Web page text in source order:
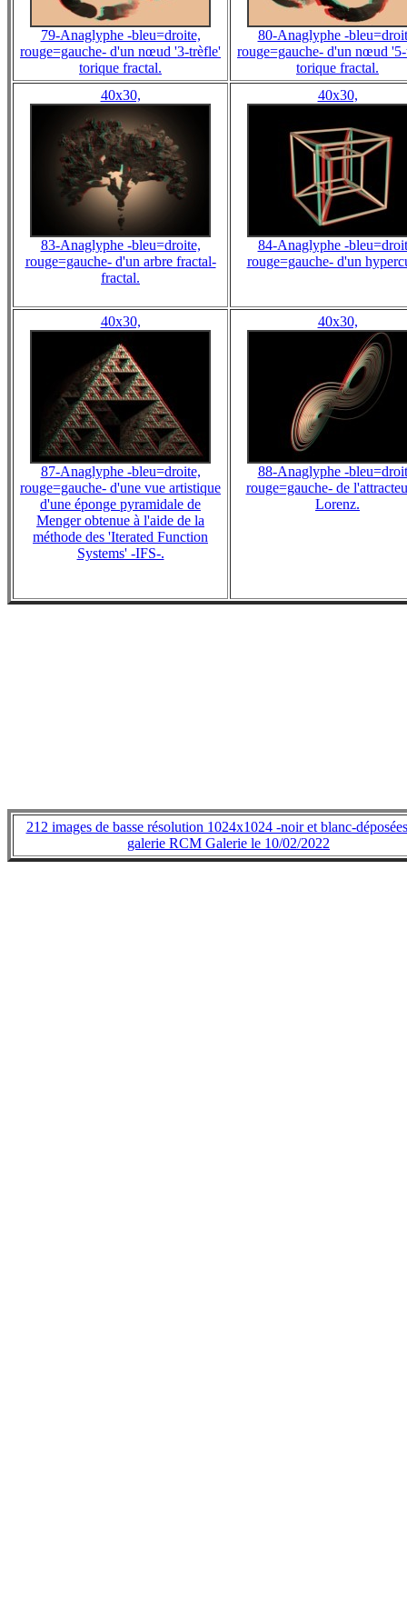
79-Anaglyphe -bleu=droite,
rouge=gauche- d'un nœud '3-trèfle'
torique fractal.
80-Anaglyphe -
rouge=gauche- d'un nœud
torique fractal.
40x30,
83-Anaglyphe -bleu=droite,
rouge=gauche- d'un arbre fractal-
fractal.
40x30,
84-Anaglyphe -
rouge=gauche- d'un
40x30,
87-Anaglyphe -bleu=droite,
rouge=gauche- d'une vue artistique
d'une éponge pyramidale de
Menger obtenue à l'aide de la
méthode des 'Iterated Function
Systems' -IFS-.
40x30,
88-Anaglyphe -
rouge=gauche- de
Lorenz.
212 images de basse résolution 1024x1024 -noir et blanc-
galerie RCM Galerie le 10/02/2022